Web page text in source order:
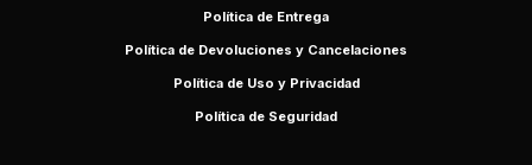
Política de Entrega
Política de Devoluciones y Cancelaciones
Política de Uso y Privacidad
Política de Seguridad